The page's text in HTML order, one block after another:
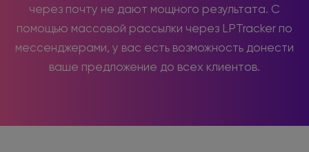
через почту не дают мощного результата. С
помощью массовой рассылки через LPTracker по
мессенджерами, у вас есть возможность донести
ваше предложение до всех клиентов.